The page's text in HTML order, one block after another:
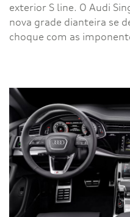
exterior S line. O Audi
nova grade dianteira se
choque com as